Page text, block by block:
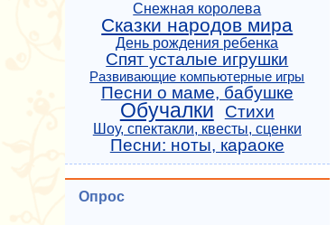
Снежная королева
Сказки народов мира
День рождения ребенка
Спят усталые игрушки
Развивающие компьютерные игры
Песни о маме, бабушке
Обучалки Стихи
Шоу, спектакли, квесты, сценки
Песни: ноты, караоке
Опрос